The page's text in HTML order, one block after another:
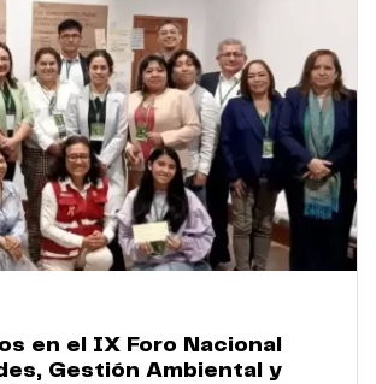
en el IX Foro Nacional
Gestión Ambiental y